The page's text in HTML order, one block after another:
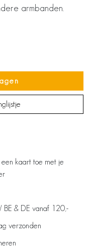
armbanden.
kaart toe met je
BE & DE vanaf 120,-
verzonden